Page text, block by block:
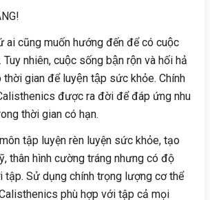
ai cũng muốn hướng đến để có cuộc
nhiên, cuộc sống bận rộn và hối hả
thời gian để luyện tập sức khỏe. Chính
được ra đời để đáp ứng nhu
thời gian có hạn.
tập luyện rèn luyện sức khỏe, tạo
thân hình cường tráng nhưng có độ
tập. Sử dụng chính trọng lượng cơ thể
phù hợp với tập cả mọi